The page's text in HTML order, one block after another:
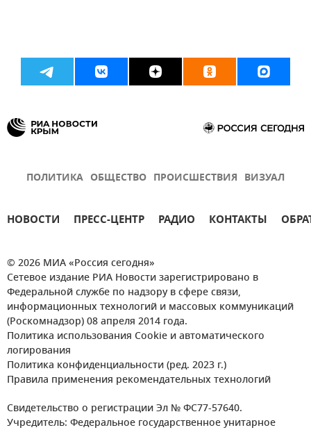
ПОЛИТИКА ОБЩЕСТВО ПРОИСШЕСТВИЯ ВИЗУАЛ
НОВОСТИ ПРЕСС-ЦЕНТР РАДИО КОНТАКТЫ
© 2026 МИА «Россия сегодня»
Сетевое издание РИА Новости зарегистрировано в
Федеральной службе по надзору в сфере связи,
информационных технологий и массовых коммуникаций
(Роскомнадзор) 08 апреля 2014 года.
Политика использования Cookie и автоматического
логирования
Политика конфиденциальности (ред. 2023 г.)
Правила применения рекомендательных технологий
Свидетельство о регистрации Эл № ФС77-57640.
Учредитель: Федеральное государственное унитарное